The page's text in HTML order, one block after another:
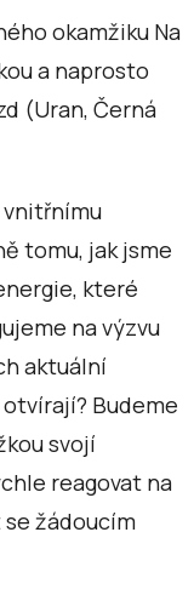
okamžiku Na
a naprosto
(Uran, Černá
vnitřnímu
tomu, jak jsme
které
na výzvu
aktuální
Budeme
svojí
reagovat na
žádoucím